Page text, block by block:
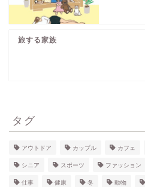
旅する家族
タグ
アウトドア カップル カフェ
シニア スポーツ ファッション
仕事 健康 冬 動物